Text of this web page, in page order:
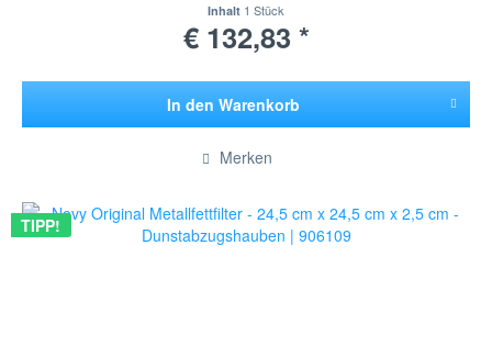
Inhalt 1 Stück
€ 132,83 *
In den Warenkorb
Merken
TIPP!